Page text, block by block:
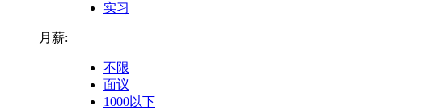
实习
月薪:
不限
面议
1000以下